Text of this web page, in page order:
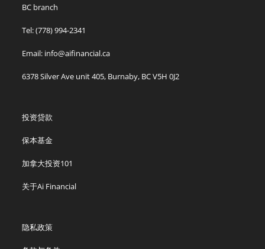
BC branch
Tel: (778) 994-2341
Email: info@aifinancial.ca
6378 Silver Ave unit 405, Burnaby, BC V5H 0J2
投资贷款
保本基金
加拿大投资101
关于Ai Financial
隐私政策